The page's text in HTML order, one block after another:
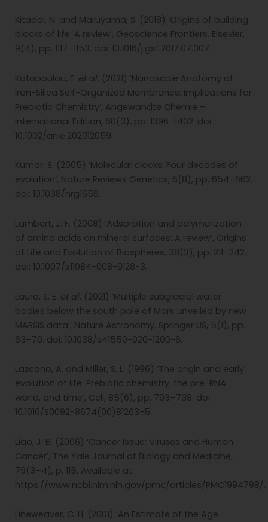
Kitadai, N. and Maruyama, S. (2018) ‘Origins of building
blocks of life: A review’, Geoscience Frontiers. Elsevier,
9(4), pp. 1117–1153. doi: 10.1016/j.gsf.2017.07.007.
Kotopoulou, E. et al. (2021) ‘Nanoscale Anatomy of
Iron-Silica Self-Organized Membranes: Implications for
Prebiotic Chemistry’, Angewandte Chemie –
International Edition, 60(3), pp. 1396–1402. doi:
10.1002/anie.202012059.
Kumar, S. (2005) ‘Molecular clocks: Four decades of
evolution’, Nature Reviews Genetics, 6(8), pp. 654–662.
doi: 10.1038/nrg1659.
Lambert, J. F. (2008) ‘Adsorption and polymerization
of amino acids on mineral surfaces: A review’, Origins
of Life and Evolution of Biospheres, 38(3), pp. 211–242.
doi: 10.1007/s11084-008-9128-3.
Lauro, S. E. et al. (2021) ‘Multiple subglacial water
bodies below the south pole of Mars unveiled by new
MARSIS data’, Nature Astronomy. Springer US, 5(1), pp.
63–70. doi: 10.1038/s41550-020-1200-6.
Lazcano, A. and Miller, S. L. (1996) ‘The origin and early
evolution of life: Prebiotic chemistry, the pre-RNA
world, and time’, Cell, 85(6), pp. 793–798. doi:
10.1016/S0092-8674(00)81263-5.
Liao, J. B. (2006) ‘Cancer Issue: Viruses and Human
Cancer’, The Yale Journal of Biology and Medicine,
79(3–4), p. 115. Available at:
https://www.ncbi.nlm.nih.gov/pmc/articles/PMC1994798/.
Lineweaver, C. H. (2001) ‘An Estimate of the Age